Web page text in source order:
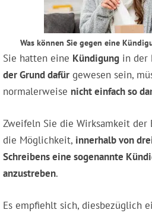
Was können Sie gegen eine
Sie hatten eine Kündigung in der
der Grund dafür gewesen sein,
normalerweise nicht einfach so
Zweifeln Sie die Wirksamkeit der
die Möglichkeit, innerhalb von
Schreibens eine sogenannte
anzustreben.
Es empfiehlt sich, diesbezüglich